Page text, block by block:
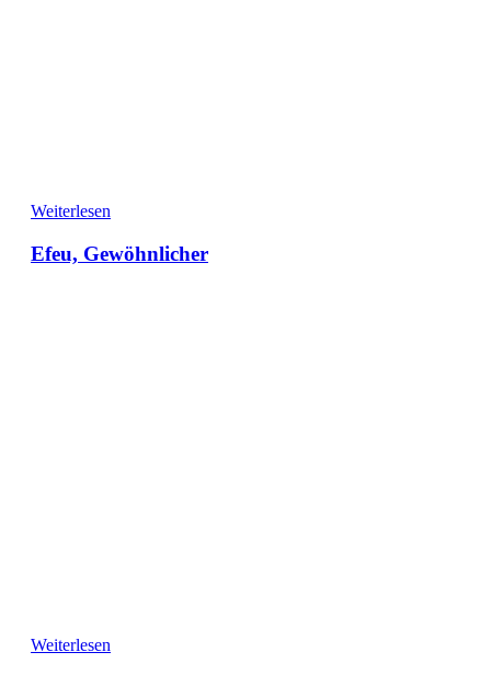
Weiterlesen
Efeu, Gewöhnlicher
Weiterlesen